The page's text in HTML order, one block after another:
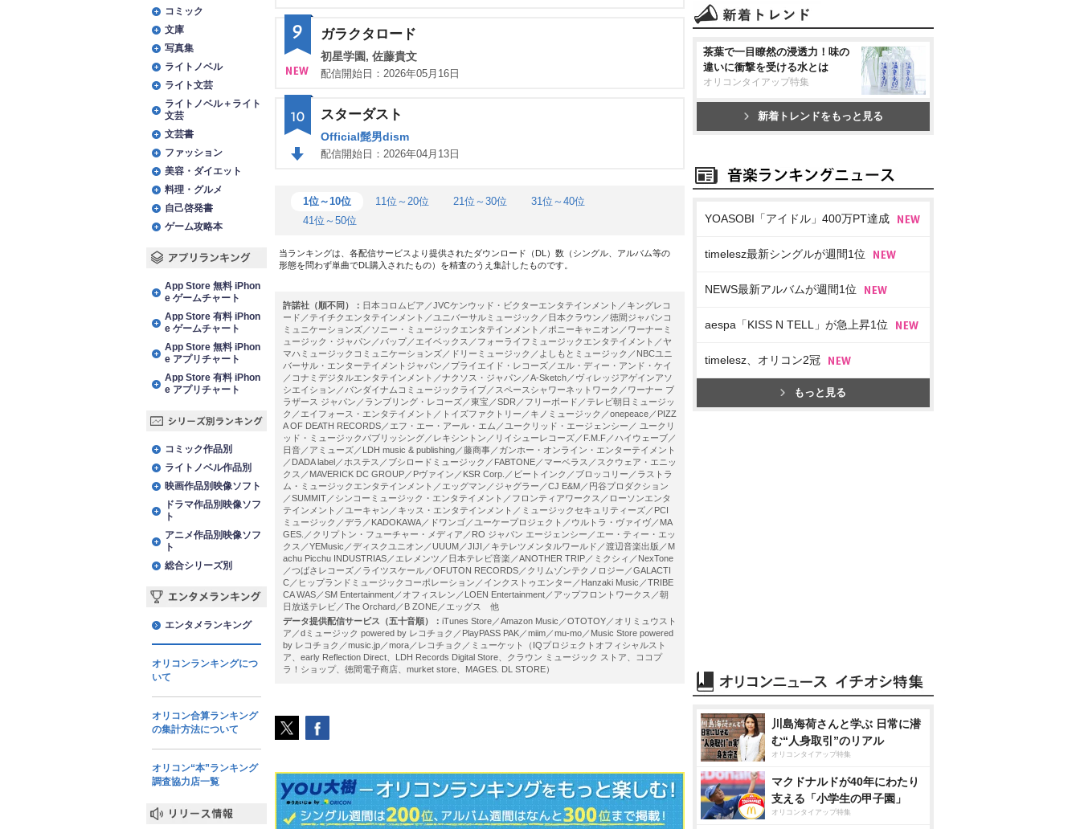
DO
WN
9
NE
W
ガラクタロード
初星学園, 佐藤貴文
配信開始日：2026年05月16日
10
WN
スターダスト
Official髭男dism
配信開始日：2026年04月13日
1位～10位 11位～20位 21位～30位
31位～40位
41位～50位
当ランキングは、各配信サービスより提供されたダウンロード（DL）数（シングル、アルバム等の
形態を問わず単曲でDL購入されたもの）を精査のうえ集計したものです。
許諾社（順不同）： 日本コロムビア／JVCケンウッド・ビクターエンタテインメント／キングレコ
ード／テイチクエンタテインメント／ユニバーサルミュージック／日本クラウン／徳間ジャパンコ
ミュニケーションズ／ソニー・ミュージックエンタテインメント／ポニーキャニオン／ワーナーミ
ュージック・ジャパン／バップ／エイベックス／フォーライフミュージックエンタテイメント／ヤ
マハミュージックコミュニケーションズ／ドリーミュージック／よしもとミュージック／NBCユニ
バーサル・エンターテイメントジャパン／プライエイド・レコーズ／エル・ディー・アンド・ケイ
／コナミデジタルエンタテインメント／ナクソス・ジャパン／A-Sketch／ヴィレッジアゲインアソ
シエイション／バンダイナムコミュージックライブ／スペースシャワーネットワーク／ワーナー ブ
ラザース ジャパン／ランブリング・レコーズ／東宝／SDR／フリーボード／テレビ朝日ミュージッ
ク／エイフォース・エンタテイメント／トイズファクトリー／キノミュージック／onepeace／PIZZ
A OF DEATH RECORDS／エフ・エー・アール・エム／ユークリッド・エージェンシー／ ユークリ
ッド・ミュージックパブリッシング／レキシントン／リイシューレコーズ／F.M.F／ハイウェーブ／
日音／アミューズ／LDH music & publishing／藤商事／ガンホー・オンライン・エンターテイメント
／DADA label／ホステス／ブシロードミュージック／FABTONE／マーベラス／スクウェア・エニッ
クス／MAVERICK DC GROUP／Pヴァイン／KSR Corp.／ビートインク／ブロッコリー／ラストラ
ム・ミュージックエンタテインメント／エッグマン／ジャグラー／CJ E&M／円谷プロダクション
／SUMMIT／シンコーミュージック・エンタテイメント／フロンティアワークス／ローソンエンタ
テインメント／ユーキャン／キッス・エンタテインメント／ミュージックセキュリティーズ／PCI
ミュージック／デラ／KADOKAWA／ドワンゴ／ユーケープロジェクト／ウルトラ・ヴァイヴ／MA
GES.／クリプトン・フューチャー・メディア／RO ジャパン エージェンシー／エー・ティー・エッ
クス／YEMusic／ディスクユニオン／UUUM／JIJI／キテレツメンタルワールド／渡辺音楽出版／M
achu Picchu INDUSTRIAS／エレメンツ／日本テレビ音楽／ANOTHER TRIP／ミクシィ／NexTone
／つばさレコーズ／ライツスケール／OFUTON RECORDS／クリムゾンテクノロジー／GALACTI
C／ヒップランドミュージックコーポレーション／インクストゥエンター／Hanzaki Music／TRIBE
CA WAS／SM Entertainment／オフィスレン／LOEN Entertainment／アップフロントワークス／朝
日放送テレビ／The Orchard／B ZONE／エッグス 他
データ提供配信サービス（五十音順）： iTunes Store／Amazon Music／OTOTOY／オリミュウスト
ア／dミュージック powered by レコチョク／PlayPASS PAK／miim／mu-mo／Music Store powered
by レコチョク／music.jp／mora／レコチョク／ミューケット（IQプロジェクトオフィシャルスト
ア、early Reflection Direct、LDH Records Digital Store、クラウン ミュージック ストア、ココプ
ラ！ショップ、徳間電子商店、murket store、MAGES. DL STORE）
コミック
文庫
写真集
ライトノベル
ライト文芸
ライトノベル＋ライト
文芸
文芸書
ファッション
美容・ダイエット
料理・グルメ
自己啓発書
ゲーム攻略本
App Store 無料 iPhon
e ゲームチャート
App Store 有料 iPhon
e ゲームチャート
App Store 無料 iPhon
e アプリチャート
App Store 有料 iPhon
e アプリチャート
コミック作品別
ライトノベル作品別
映画作品別映像ソフト
ドラマ作品別映像ソフ
ト
アニメ作品別映像ソフ
ト
総合シリーズ別
エンタメランキング
オリコンランキングにつ
いて
オリコン合算ランキング
の集計方法について
オリコン“本”ランキング
調査協力店一覧
茶葉で一目瞭然の浸透力！味の
違いに衝撃を受ける水とは
オリコンタイアップ特集
新着トレンドをもっと見る
YOASOBI「アイドル」400万PT達成
timelesz最新シングルが週間1位
NEWS最新アルバムが週間1位
aespa「KISS N TELL」が急上昇1位
timelesz、オリコン2冠
もっと見る
川島海荷さんと学ぶ 日常に潜
む“人身取引”のリアル
オリコンタイアップ特集
マクドナルドが40年にわたり
支える「小学生の甲子園」
オリコンタイアップ特集